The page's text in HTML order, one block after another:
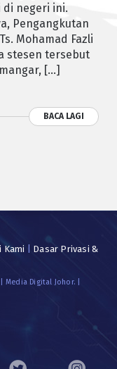
di negeri ini.
Pengangkutan
Mohamad Fazli
stesen tersebut
[…]
BACA LAGI
Kami
Dasar Privasi &
Digital Johor. |